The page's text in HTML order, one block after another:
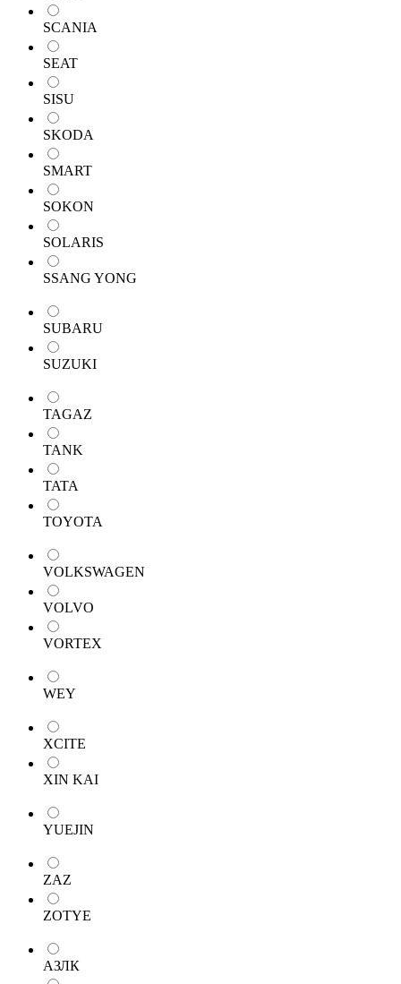
SCANIA
SEAT
SISU
SKODA
SMART
SOKON
SOLARIS
SSANG YONG
SUBARU
SUZUKI
TAGAZ
TANK
TATA
TOYOTA
VOLKSWAGEN
VOLVO
VORTEX
WEY
XCITE
XIN KAI
YUEJIN
ZAZ
ZOTYE
АЗЛК